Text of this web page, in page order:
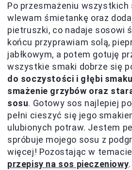
Po przesmażeniu wszystkich
wlewam śmietankę oraz
pietruszki, co nadaje sosowi
końcu przyprawiam solą,
jabłkowym, a potem gotuję
wszystkie smaki dobrze się
do soczystości i głębi
smażenie grzybów oraz
sosu. Gotowy sos najlepiej
pełni cieszyć się jego
ulubionych potraw. Jestem
spróbuje mojego sosu z
więcej! Pozostając w
przepisy na sos pieczeniowy.